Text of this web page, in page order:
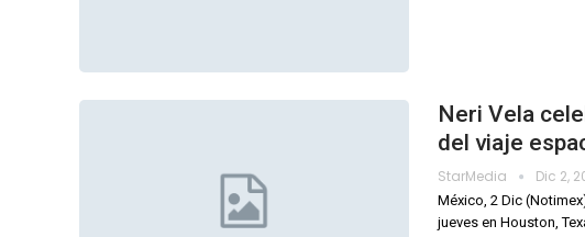
Neri Vela
del viaje
StarMedia Dic 2,
México, 2 Dic
jueves en Houston,